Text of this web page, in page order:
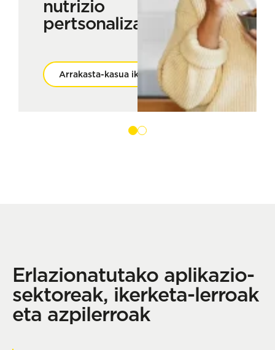
nutrizio
pertsonalizatua
Arrakasta-kasua ikusi
Erlazionatutako aplikazio-
sektoreak, ikerketa-lerroak
eta azpilerroak